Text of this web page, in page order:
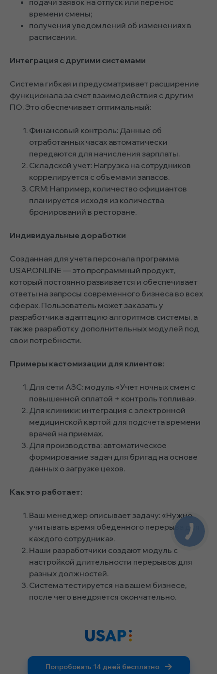
времени смены;
получения уведомлений об изменениях в
расписании.
Интеграция с другими системами
Система гибкая и предусматривает расширение
функционала за счет взаимодействия с другим
ПО. Это обеспечивает оптимальный:
Финансовый контроль: Данные об
отработанных часах автоматически
передаются для начисления зарплаты.
Складской учет: Нагрузка на сотрудников
коррелируется с объемами запасов.
CRM: Например, количество официантов
планируется исходя из количества
бронирований в ресторане.
Индивидуальные доработки
Созданная для учета персонала программа
USAP.ONLINE — это программный продукт,
который постоянно развивается и обеспечивает
ответы на запросы современного бизнеса во всех
сферах. Пользователь может заказать у
разработчика адаптацию алгоритмов системы, а
также разработку дополнительных модулей под
свои потребности.
Примеры кастомизации для клиентов:
Для сети АЗС: модуль «Учет ночных смен с
повышенной оплатой + контроль топлива».
Для клиники: интеграция с электронной
медицинской картой для подсчета времени
врачей на приемах.
Для производства: автоматическое
формирование задач для бригад на основе
данных о загрузке цехов.
Как это работает:
Ваш менеджер описывает задачу: «Нужно
учитывать время обеденного перерыва для
каждого сотрудника».
Наши разработчики создают модуль с
настройкой длительности перерывов для
разных должностей.
Система тестируется на вашем бизнесе,
после чего внедряется окончательно.
Попробовать 14 дней бесплатно